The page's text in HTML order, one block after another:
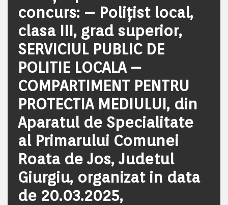
concurs: – Poliţist local,
clasa III, grad superior,
SERVICIUL PUBLIC DE
POLITIE LOCALA –
COMPARTIMENT PENTRU
PROTECTIA MEDIULUI, din
Aparatul de Specialitate
al Primarului Comunei
Roata de Jos, Judetul
Giurgiu, organizat in data
de 20.03.2025,